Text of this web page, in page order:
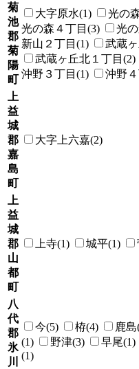
菊
池
郡
菊
陽
町
大字原水(1) 光の
光の森４丁目(3)
光
新山２丁目(1)
武蔵
武蔵ヶ丘北１丁目(2)
沖野３丁目(1)
沖野
上
益
城
郡
嘉
島
町
大字上六嘉(2)
上
益
城
郡
山
都
町
上寺(1) 城平(1)
八
代
郡
氷
川
今(5) 栫(4) 鹿島
(1)
野津(3) 早尾(1)
(1)